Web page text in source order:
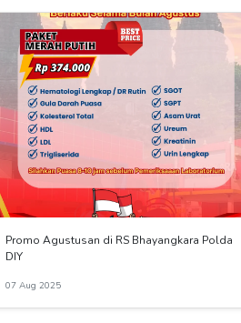
Promo Agustusan di RS Bhayangkara Polda
DIY
07 Aug 2025